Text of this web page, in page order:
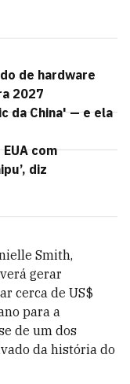
de hardware
2027
da China' — e ela
com
diz
Smith,
gerar
cerca de US$
para a
de um dos
da história do